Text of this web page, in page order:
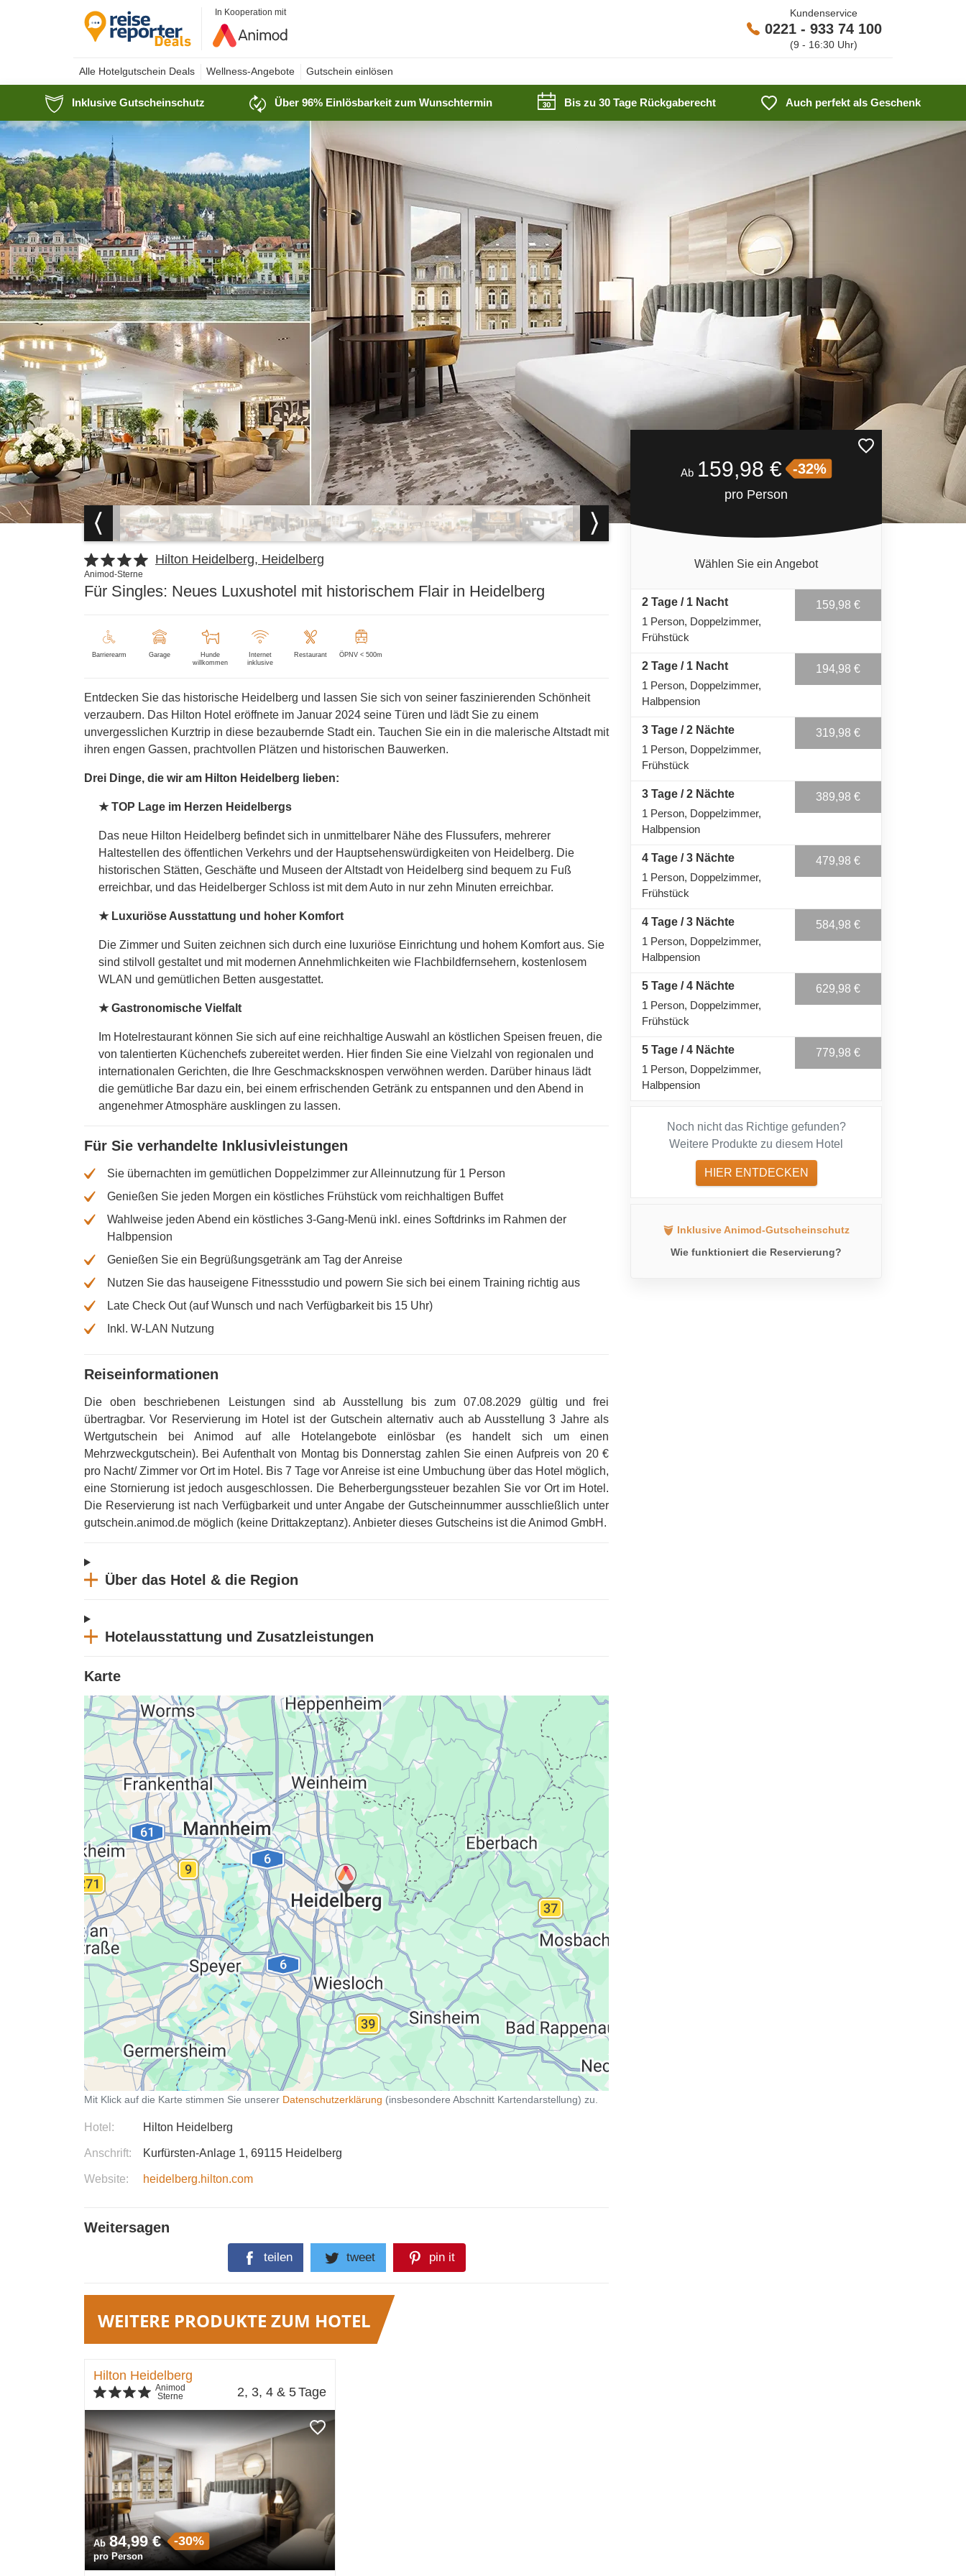
In Kooperation mit Kundenservice
0221 - 933 74 100
(9 - 16:30 Uhr)
Alle Hotelgutschein Deals Wellness-Angebote Gutschein einlösen
Inklusive Gutscheinschutz Über 96% Einlösbarkeit zum Wunschtermin Bis zu 30 Tage Rückgaberecht Auch perfekt als Geschenk
Animod-Sterne
Hilton Heidelberg, Heidelberg
Für Singles: Neues Luxushotel mit historischem Flair in Heidelberg
Barrierearm Garage
Hunde
willkommen
Internet
inklusive
Restaurant ÖPNV < 500m
Entdecken Sie das historische Heidelberg und lassen Sie sich von seiner faszinierenden Schönheit
verzaubern. Das Hilton Hotel eröffnete im Januar 2024 seine Türen und lädt Sie zu einem
unvergesslichen Kurztrip in diese bezaubernde Stadt ein. Tauchen Sie ein in die malerische Altstadt mit
ihren engen Gassen, prachtvollen Plätzen und historischen Bauwerken.
Drei Dinge, die wir am Hilton Heidelberg lieben:
★ TOP Lage im Herzen Heidelbergs
Das neue Hilton Heidelberg befindet sich in unmittelbarer Nähe des Flussufers, mehrerer
Haltestellen des öffentlichen Verkehrs und der Hauptsehenswürdigkeiten von Heidelberg. Die
historischen Stätten, Geschäfte und Museen der Altstadt von Heidelberg sind bequem zu Fuß
erreichbar, und das Heidelberger Schloss ist mit dem Auto in nur zehn Minuten erreichbar.
★ Luxuriöse Ausstattung und hoher Komfort
Die Zimmer und Suiten zeichnen sich durch eine luxuriöse Einrichtung und hohem Komfort aus. Sie
sind stilvoll gestaltet und mit modernen Annehmlichkeiten wie Flachbildfernsehern, kostenlosem
WLAN und gemütlichen Betten ausgestattet.
★ Gastronomische Vielfalt
Im Hotelrestaurant können Sie sich auf eine reichhaltige Auswahl an köstlichen Speisen freuen, die
von talentierten Küchenchefs zubereitet werden. Hier finden Sie eine Vielzahl von regionalen und
internationalen Gerichten, die Ihre Geschmacksknospen verwöhnen werden. Darüber hinaus lädt
die gemütliche Bar dazu ein, bei einem erfrischenden Getränk zu entspannen und den Abend in
angenehmer Atmosphäre ausklingen zu lassen.
Für Sie verhandelte Inklusivleistungen
Sie übernachten im gemütlichen Doppelzimmer zur Alleinnutzung für 1 Person
Genießen Sie jeden Morgen ein köstliches Frühstück vom reichhaltigen Buffet
Wahlweise jeden Abend ein köstliches 3-Gang-Menü inkl. eines Softdrinks im Rahmen der
Halbpension
Genießen Sie ein Begrüßungsgetränk am Tag der Anreise
Nutzen Sie das hauseigene Fitnessstudio und powern Sie sich bei einem Training richtig aus
Late Check Out (auf Wunsch und nach Verfügbarkeit bis 15 Uhr)
Inkl. W-LAN Nutzung
Reiseinformationen
Die oben beschriebenen Leistungen sind ab Ausstellung bis zum 07.08.2029 gültig und frei
übertragbar.Vor Reservierung im Hotel ist der Gutschein alternativ auch ab Ausstellung 3 Jahre als
Wertgutschein bei Animod auf alle Hotelangebote einlösbar (es handelt sich um einen
Mehrzweckgutschein). Bei Aufenthalt von Montag bis Donnerstag zahlen Sie einen Aufpreis von 20 €
pro Nacht/ Zimmer vor Ort im Hotel . Bis 7 Tage vor Anreise ist eine Umbuchung über das Hotel möglich,
eine Stornierung ist jedoch ausgeschlossen. Die Beherbergungssteuer bezahlen Sie vor Ort im Hotel .
Die Reservierung ist nach Verfügbarkeit und unter Angabe der Gutscheinnummer ausschließlich unter
gutschein.animod.de möglich (keine Drittakzeptanz). Anbieter dieses Gutscheins ist die Animod GmbH .
Über das Hotel & die Region
Hotelausstattung und Zusatzleistungen
Karte
Datenschutzerklärung
Mit Klick auf die Karte stimmen Sie unserer Datenschutzerklärung (insbesondere Abschnitt Kartendarstellung) zu.
Hotel Hilton Heidelberg
Anschrift Kurfürsten-Anlage 1 69115 Heidelberg
Website heidelberg.hilton.com
Weitersagen
teilen tweet pin it
Ab 159,98 € -32%
pro Person
Wählen Sie ein Angebot
2 Tage / 1 Nacht
159,98 €
1 Person Doppelzimmer
Frühstück
2 Tage / 1 Nacht
194,98 €
1 Person Doppelzimmer
Halbpension
3 Tage / 2 Nächte
319,98 €
1 Person Doppelzimmer
Frühstück
3 Tage / 2 Nächte
389,98 €
1 Person Doppelzimmer
Halbpension
4 Tage / 3 Nächte
479,98 €
1 Person Doppelzimmer
Frühstück
4 Tage / 3 Nächte
584,98 €
1 Person Doppelzimmer
Halbpension
5 Tage / 4 Nächte
629,98 €
1 Person Doppelzimmer
Frühstück
5 Tage / 4 Nächte
779,98 €
1 Person Doppelzimmer
Halbpension
Noch nicht das Richtige gefunden?
Weitere Produkte zu diesem Hotel
HIER ENTDECKEN
Inklusive Animod-Gutscheinschutz
Wie funktioniert die Reservierung?
WEITERE PRODUKTE ZUM HOTEL
Hilton Heidelberg
Animod
Sterne
2, 3, 4 & 5Tage
Ab 84,99 € -30%
pro Person